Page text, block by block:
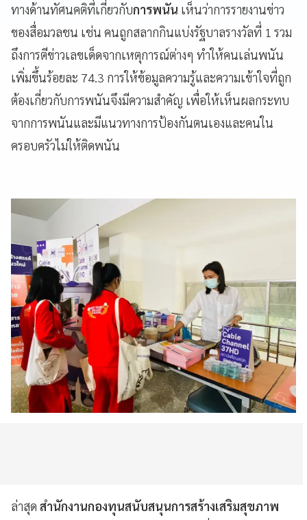
ทางด้านทัศนคติที่เกี่ยวกับการพนัน เห็นว่าการรายงานข่าว
ของสื่อมวลชน เช่น คนถูกสลากกินแบ่งรัฐบาลรางวัลที่ 1 รวม
ถึงการตีข่าวเลขเด็ดจากเหตุการณ์ต่างๆ ทำให้คนเล่นพนัน
เพิ่มขึ้นร้อยละ 74.3 การให้ข้อมูลความรู้และความเข้าใจที่ถูก
ต้องเกี่ยวกับการพนันจึงมีความสำคัญ เพื่อให้เห็นผลกระทบ
จากการพนันและมีแนวทางการป้องกันตนเองและคนใน
ครอบครัวไม่ให้ติดพนัน
ล่าสุด สำนักงานกองทุนสนับสนุนการสร้างเสริมสุขภาพ